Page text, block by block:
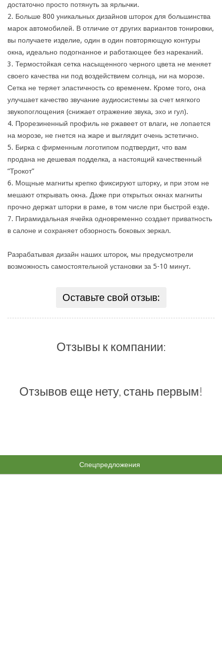
достаточно просто потянуть за ярлычки.
2. Больше 800 уникальных дизайнов шторок для большинства
марок автомобилей. В отличие от других вариантов тонировки,
вы получаете изделие, один в один повторяющую контуры
окна, идеально подогнанное и работающее без нареканий.
3. Термостойкая сетка насыщенного черного цвета не меняет
своего качества ни под воздействием солнца, ни на морозе.
Сетка не теряет эластичность со временем. Кроме того, она
улучшает качество звучание аудиосистемы за счет мягкого
звукопоглощения (снижает отражение звука, эхо и гул).
4. Прорезиненный профиль не ржавеет от влаги, не лопается
на морозе, не гнется на жаре и выглядит очень эстетично.
5. Бирка с фирменным логотипом подтвердит, что вам
продана не дешевая подделка, а настоящий качественный
“Трокот”
6. Мощные магниты крепко фиксируют шторку, и при этом не
мешают открывать окна. Даже при открытых окнах магниты
прочно держат шторки в раме, в том числе при быстрой езде.
7. Пирамидальная ячейка одновременно создает приватность
в салоне и сохраняет обзорность боковых зеркал.
Разрабатывая дизайн наших шторок, мы предусмотрели
возможность самостоятельной установки за 5-10 минут.
Оставьте свой отзыв:
Отзывы к компании:
Отзывов еще нету, стань первым!
Спецпредложения